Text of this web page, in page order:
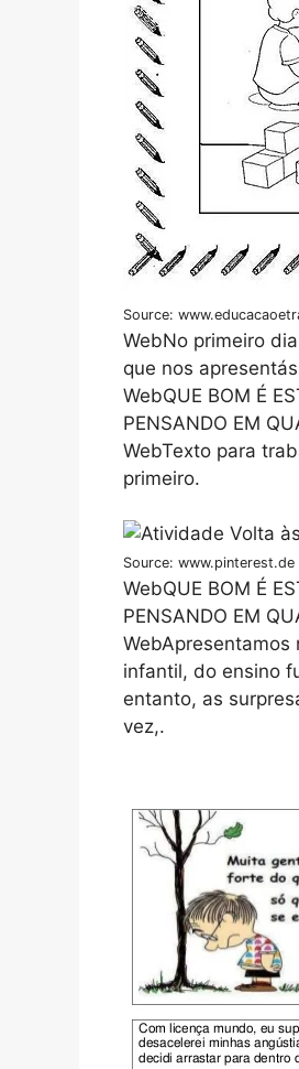
Source:
WebNo primeiro
que nos
WebQUE BOM É
PENSANDO EM
WebTexto para
primeiro.
Source: www.pinterest.de
WebQUE BOM É
PENSANDO EM
infantil, do ensino
entanto, as
vez,.